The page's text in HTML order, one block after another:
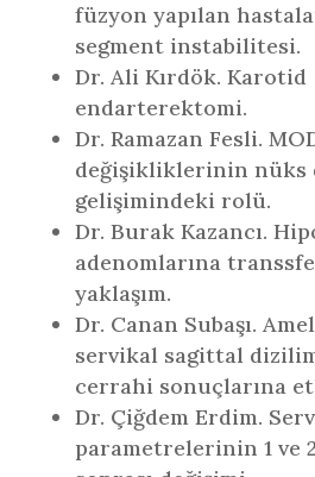
füzyon yapılan
segment instabilitesi.
Dr. Ali Kırdök. Karotid
endarterektomi.
Dr. Ramazan Fesli.
değişikliklerinin nüks
gelişimindeki rolü.
Dr. Burak Kazancı.
adenomlarına
yaklaşım.
Dr. Canan Subaşı.
servikal sagittal
cerrahi sonuçlarına
Dr. Çiğdem Erdim.
parametrelerinin 1 ve